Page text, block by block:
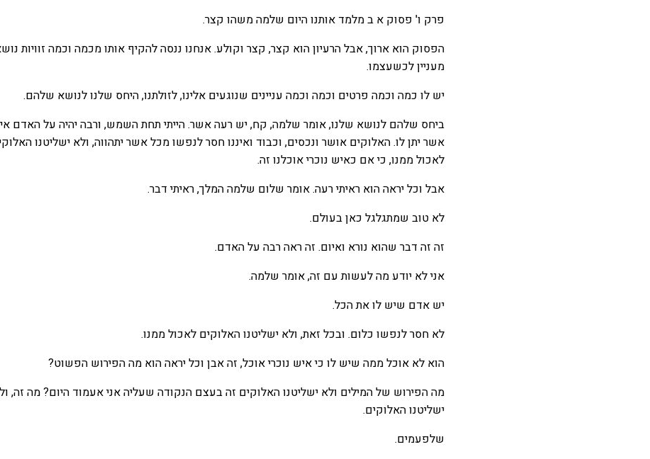
פרק ו' פסוק א ב מלמד אותנו היום שלמה משהו קצר.
הפסוק הוא ארוך, אבל הרעיון הוא קצר, קצר וקולע. אנחנו ננסה להקיף אותו מכמה וכמה זוויות
מעניין לכשעצמו.
יש לו כמה וכמה פרטים וכמה וכמה עניינים שנוגעים אלינו, לזולתנו, היחס שלנו לנושא שלהם.
ביחס שלהם לנושא שלנו, אומר שלמה, קח, יש רעה אשר. הייתי תחת השמש, ורבה יהיה על האדם
אשר יתן לו. האלוקים אושר ונכסים, וכבוד ואיננו חסר לנפשו מכל אשר יתהווה, ולא ישליטנו
לאכול ממנו, כי אם כאיש נוכרי אוכלנו זה.
אבל וכל יראה הוא ראיתי רעה. אומר שלום שלמה המלך, ראיתי דבר.
לא טוב שמתגלגל כאן בעולם.
זה זה דבר שהוא נורא ואיום. זה ראה רבה על האדם.
אני לא יודע מה לעשות עם זה, אומר שלמה.
יש אדם שיש לו את הכל.
לא חסר לנפשו כלום. ובכל זאת, ולא ישליטנו האלוקים לאכול ממנו.
הוא לא אוכל ממה שיש לו כי איש נוכרי אוכל, זה אבן וכל יראה הוא מה הפירוש הפשוט?
מה הפירוש של המילים ולא ישליטנו האלוקים זה בעצם הנקודה שעליה אני אעמוד היום? מה זה,
ישליטנו האלוקים.
שלפעמים.